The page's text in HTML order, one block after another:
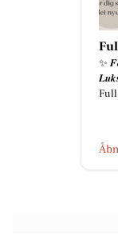
✨
Full